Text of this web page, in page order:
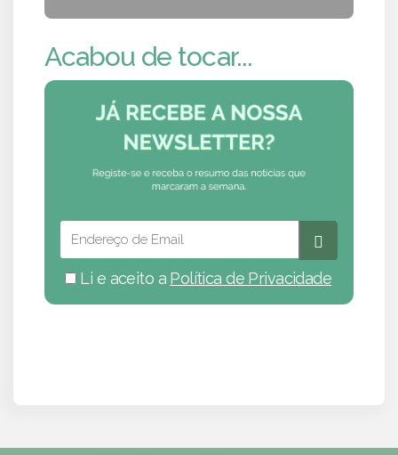
Acabou de tocar...
Li e aceito a Política de Privacidade